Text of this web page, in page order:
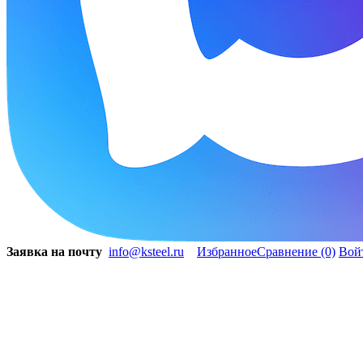
Заявка на почту info@ksteel.ru ИзбранноеСравнение (0)